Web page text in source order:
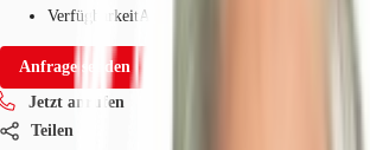
Verfügbarkeit Auf Anfrage
Anfrage senden
Jetzt anrufen
Teilen